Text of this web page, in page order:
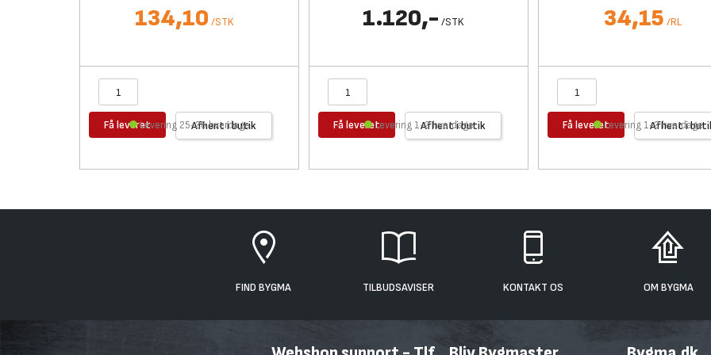
134,10 /STK
Få leveret Afhent i butik
Levering 25-26 hverdage
1.120,- /STK
Få leveret Afhent i butik
Levering 1-2 hverdage
34,15 /RL
Få leveret Afhent i
Levering 1-2 hverdage
FIND BYGMA TILBUDSAVISER KONTAKT OS OM BYGMA